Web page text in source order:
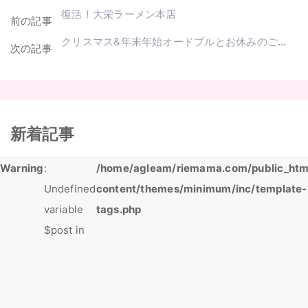
前の記事
復活！大栄ラーメン本店
次の記事
クリスマス&年末年始オードブルとお休みのご案内
新着記事
Warning:
Undefined
variable
$post in
/home/agleam/riemama.com/
content/themes/minimum/inc/template-
tags.php